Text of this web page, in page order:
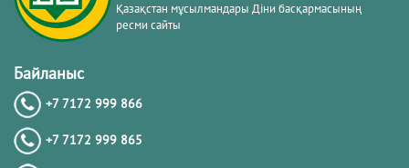
Қазақстан мұсылмандары Діни басқармасының
ресми сайты
Байланыс
+7 7172 999 866
+7 7172 999 865